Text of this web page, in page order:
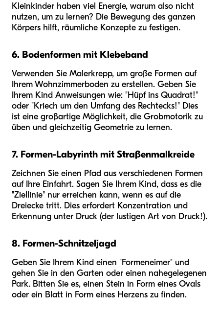
Kleinkinder haben viel Energie, warum also nicht
nutzen, um zu lernen? Die Bewegung des ganzen
Körpers hilft, räumliche Konzepte zu festigen.
6. Bodenformen mit Klebeband
Verwenden Sie Malerkrepp, um große Formen auf
Ihrem Wohnzimmerboden zu erstellen. Geben Sie
Ihrem Kind Anweisungen wie: "Hüpf ins Quadrat!"
oder "Kriech um den Umfang des Rechtecks!" Dies
ist eine großartige Möglichkeit, die Grobmotorik zu
üben und gleichzeitig Geometrie zu lernen.
7. Formen-Labyrinth mit Straßenmalkreide
Zeichnen Sie einen Pfad aus verschiedenen Formen
auf Ihre Einfahrt. Sagen Sie Ihrem Kind, dass es die
"Ziellinie" nur erreichen kann, wenn es auf die
Dreiecke tritt. Dies erfordert Konzentration und
Erkennung unter Druck (der lustigen Art von Druck!).
8. Formen-Schnitzeljagd
Geben Sie Ihrem Kind einen "Formeneimer" und
gehen Sie in den Garten oder einen nahegelegenen
Park. Bitten Sie es, einen Stein in Form eines Ovals
oder ein Blatt in Form eines Herzens zu finden.